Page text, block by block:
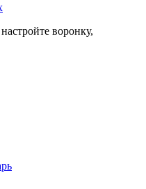
воронку,